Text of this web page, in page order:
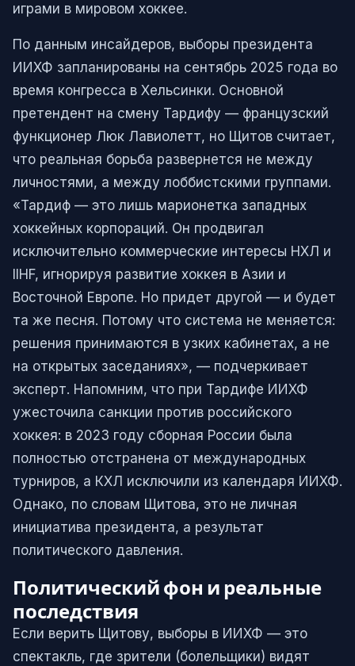
играми в мировом хоккее.
По данным инсайдеров, выборы президента
ИИХФ запланированы на сентябрь 2025 года во
время конгресса в Хельсинки. Основной
претендент на смену Тардифу — французский
функционер Люк Лавиолетт, но Щитов считает,
что реальная борьба развернется не между
личностями, а между лоббистскими группами.
«Тардиф — это лишь марионетка западных
хоккейных корпораций. Он продвигал
исключительно коммерческие интересы НХЛ и
IIHF, игнорируя развитие хоккея в Азии и
Восточной Европе. Но придет другой — и будет
та же песня. Потому что система не меняется:
решения принимаются в узких кабинетах, а не
на открытых заседаниях», — подчеркивает
эксперт. Напомним, что при Тардифе ИИХФ
ужесточила санкции против российского
хоккея: в 2023 году сборная России была
полностью отстранена от международных
турниров, а КХЛ исключили из календаря ИИХФ.
Однако, по словам Щитова, это не личная
инициатива президента, а результат
политического давления.
Политический фон и реальные
последствия
Если верить Щитову, выборы в ИИХФ — это
спектакль, где зрители (болельщики) видят